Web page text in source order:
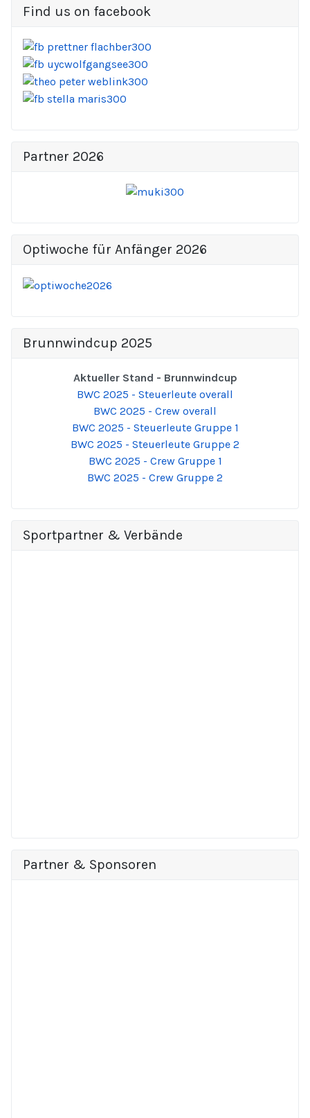
Find us on facebook
Partner 2026
Optiwoche für Anfänger 2026
Brunnwindcup 2025
Aktueller Stand - Brunnwindcup
BWC 2025 - Steuerleute overall
BWC 2025 - Crew overall
BWC 2025 - Steuerleute Gruppe 1
BWC 2025 - Steuerleute Gruppe 2
BWC 2025 - Crew Gruppe 1
BWC 2025 - Crew Gruppe 2
Sportpartner & Verbände
Partner & Sponsoren